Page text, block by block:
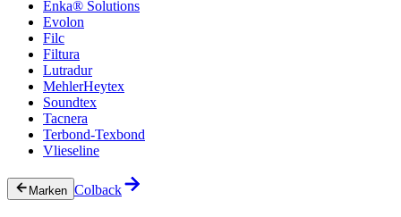
Enka® Solutions
Evolon
Filc
Filtura
Lutradur
MehlerHeytex
Soundtex
Tacnera
Terbond-Texbond
Vlieseline
Marken Colback